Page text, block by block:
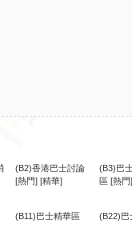
(B2)香港巴士討論
[熱門] [精華]
(B3)巴
區 [熱門]
(B11)巴士精華區 (B22)巴